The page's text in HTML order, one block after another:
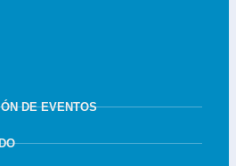
DE EVENTOS